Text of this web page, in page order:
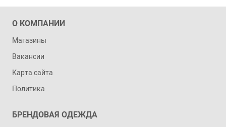
О КОМПАНИИ
Магазины
Вакансии
Карта сайта
Политика
БРЕНДОВАЯ ОДЕЖДА